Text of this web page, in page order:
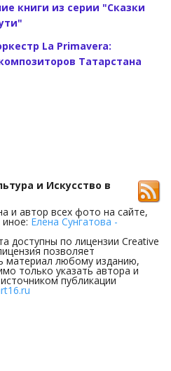
книги из серии "Сказки
La Primavera:
Татарстана
и Искусство в
и автор всех фото на сайте,
иное: Елена Сунгатова -
доступны по лицензии Creative
позволяет
материал любому изданию,
только указать автора и
публикации